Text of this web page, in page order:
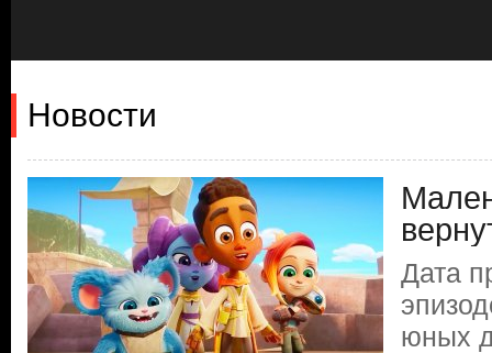
Новости
Дата
юных